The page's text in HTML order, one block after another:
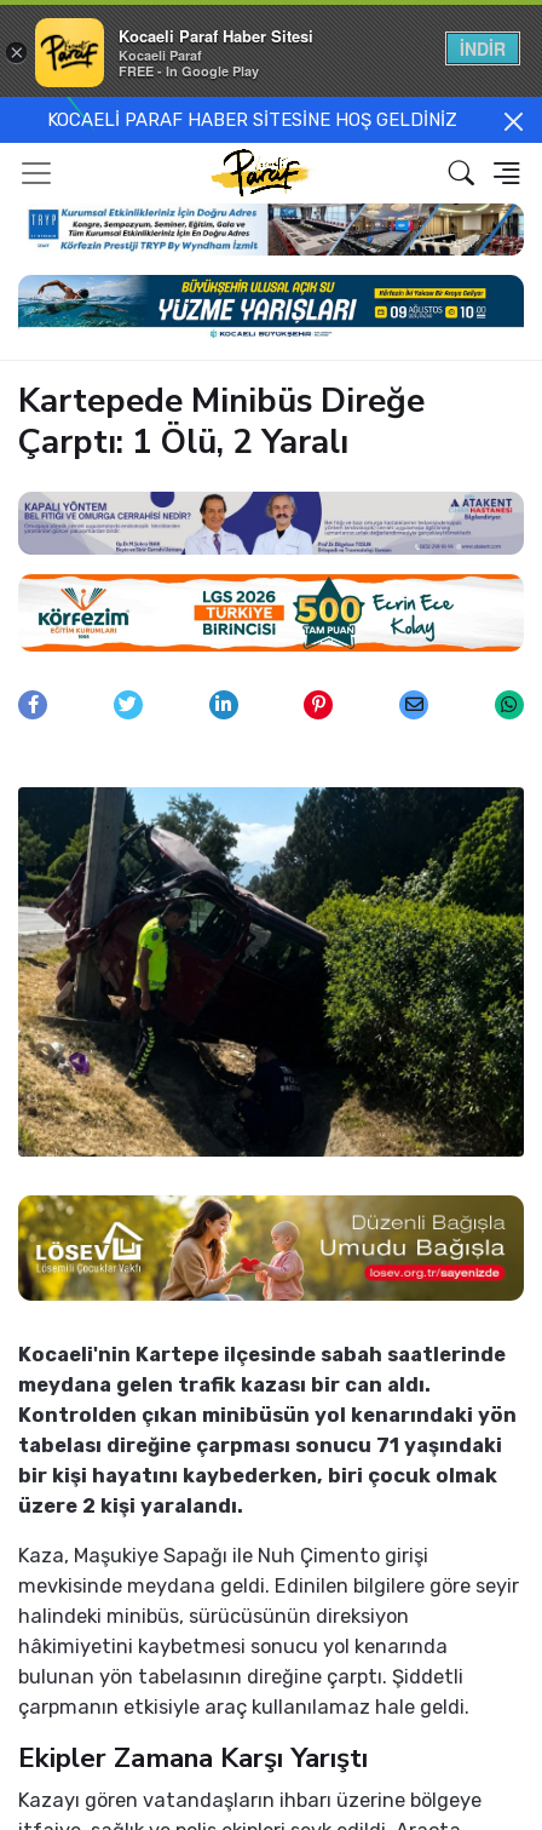
KOCAELİ PARAF HABER SİTESİNE HOŞ GELDİNİZ
Kartepede Minibüs Direğe
Çarptı: 1 Ölü, 2 Yaralı
Kocaeli'nin Kartepe ilçesinde sabah saatlerinde
meydana gelen trafik kazası bir can aldı.
Kontrolden çıkan minibüsün yol kenarındaki yön
tabelası direğine çarpması sonucu 71 yaşındaki
bir kişi hayatını kaybederken, biri çocuk olmak
üzere 2 kişi yaralandı.
Kaza, Maşukiye Sapağı ile Nuh Çimento girişi
mevkisinde meydana geldi. Edinilen bilgilere göre seyir
halindeki minibüs, sürücüsünün direksiyon
hâkimiyetini kaybetmesi sonucu yol kenarında
bulunan yön tabelasının direğine çarptı. Şiddetli
çarpmanın etkisiyle araç kullanılamaz hale geldi.
Ekipler Zamana Karşı Yarıştı
Kazayı gören vatandaşların ihbarı üzerine bölgeye
×
Kocaeli Paraf Haber Sitesi
Kocaeli Paraf
FREE - In Google Play
İNDİR